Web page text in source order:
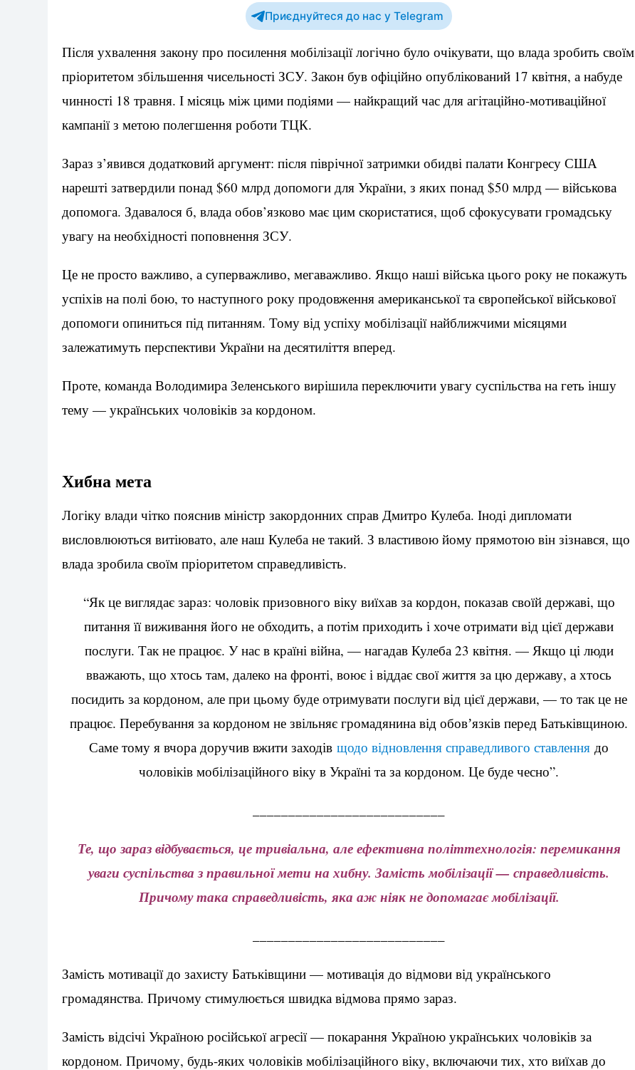
Приєднуйтеся до нас у Telegram
Після ухвалення закону про посилення мобілізації логічно було очікувати, що влада зробить своїм
пріоритетом збільшення чисельності ЗСУ. Закон був офіційно опублікований 17 квітня, а набуде
чинності 18 травня. І місяць між цими подіями — найкращий час для агітаційно-мотиваційної
кампанії з метою полегшення роботи ТЦК.
Зараз з’явився додатковий аргумент: після піврічної затримки обидві палати Конгресу США
нарешті затвердили понад $60 млрд допомоги для України, з яких понад $50 млрд — військова
допомога. Здавалося б, влада обов’язково має цим скористатися, щоб сфокусувати громадську
увагу на необхідності поповнення ЗСУ.
Це не просто важливо, а суперважливо, мегаважливо. Якщо наші війська цього року не покажуть
успіхів на полі бою, то наступного року продовження американської та європейської військової
допомоги опиниться під питанням. Тому від успіху мобілізації найближчими місяцями
залежатимуть перспективи України на десятиліття вперед.
Проте, команда Володимира Зеленського вирішила переключити увагу суспільства на геть іншу
тему — українських чоловіків за кордоном.
Хибна мета
Логіку влади чітко пояснив міністр закордонних справ Дмитро Кулеба. Іноді дипломати
висловлюються витіювато, але наш Кулеба не такий. З властивою йому прямотою він зізнався, що
влада зробила своїм пріоритетом справедливість.
“Як це виглядає зараз: чоловік призовного віку виїхав за кордон, показав своїй державі, що
питання її виживання його не обходить, а потім приходить і хоче отримати від цієї держави
послуги. Так не працює. У нас в країні війна, — нагадав Кулеба 23 квітня. — Якщо ці люди
вважають, що хтось там, далеко на фронті, воює і віддає свої життя за цю державу, а хтось
посидить за кордоном, але при цьому буде отримувати послуги від цієї держави, — то так це не
працює. Перебування за кордоном не звільняє громадянина від обовʼязків перед Батьківщиною.
Саме тому я вчора доручив вжити заходівщодо відновлення справедливого ставлення до
чоловіків мобілізаційного віку в Україні та за кордоном. Це буде чесно”.
Те, що зараз відбувається, це тривіальна, але ефективна політтехнологія: перемикання
уваги суспільства з правильної мети на хибну. Замість мобілізації — справедливість.
Причому така справедливість, яка аж ніяк не допомагає мобілізації.
Замість мотивації до захисту Батьківщини — мотивація до відмови від українського
громадянства. Причому стимулюється швидка відмова прямо зараз.
Замість відсічі Україною російської агресії — покарання Україною українських чоловіків за
кордоном. Причому, будь-яких чоловіків мобілізаційного віку, включаючи тих, хто виїхав до